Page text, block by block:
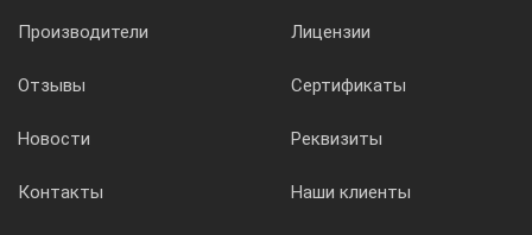
Производители Лицензии
Отзывы Сертификаты
Новости Реквизиты
Контакты Наши клиенты